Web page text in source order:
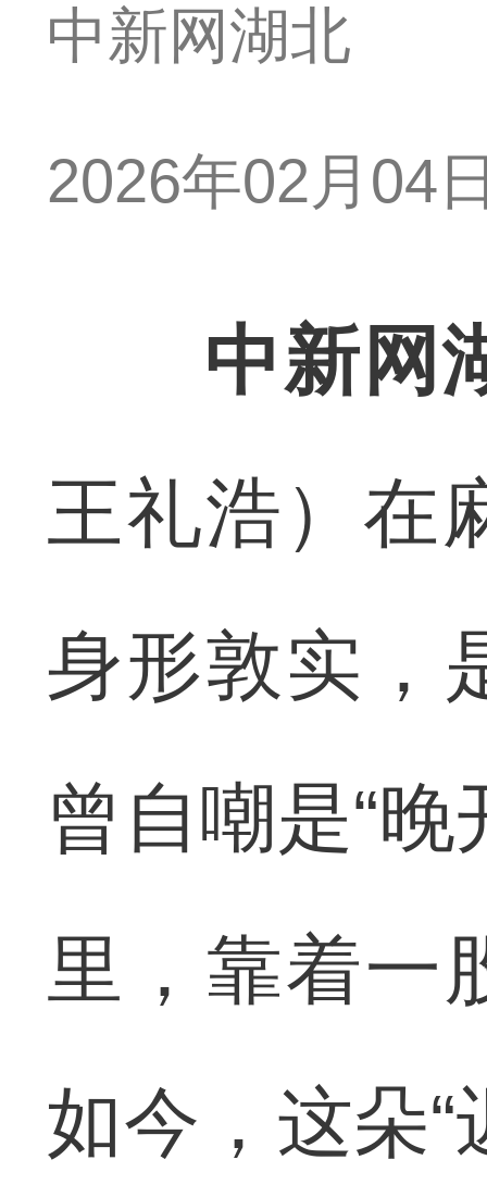
中新网湖北
2026年02月04
中新
王礼浩）在
身形敦实，
曾自嘲是“
里，靠着一
如今，这朵